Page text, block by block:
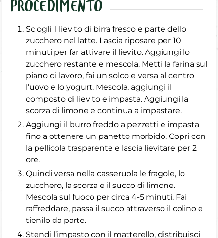
PROCEDIMENTO
Sciogli il lievito di birra fresco e parte dello
zucchero nel latte. Lascia riposare per 10
minuti per far attivare il lievito. Aggiungi lo
zucchero restante e mescola. Metti la farina sul
piano di lavoro, fai un solco e versa al centro
l’uovo e lo yogurt. Mescola, aggiungi il
composto di lievito e impasta. Aggiungi la
scorza di limone e continua a impastare.
Aggiungi il burro freddo a pezzetti e impasta
fino a ottenere un panetto morbido. Copri con
la pellicola trasparente e lascia lievitare per 2
ore.
Quindi versa nella casseruola le fragole, lo
zucchero, la scorza e il succo di limone.
Mescola sul fuoco per circa 4-5 minuti. Fai
raffreddare, passa il succo attraverso il colino e
tienilo da parte.
Stendi l’impasto con il matterello, distribuisci